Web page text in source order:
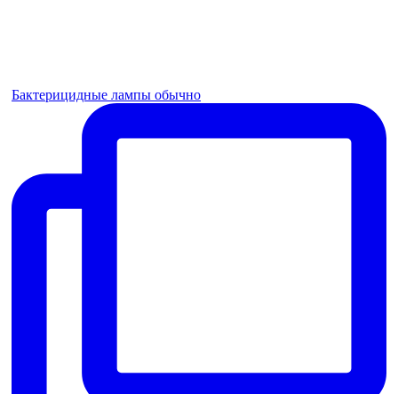
Бактерицидные лампы обычно